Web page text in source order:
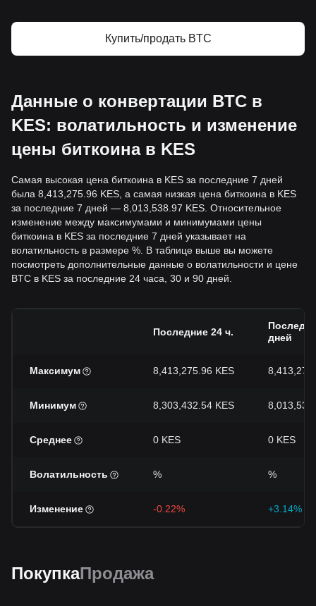
Купить/продать BTC
Данные о конвертации BTC в
KES: волатильность и изменение
цены биткоина в KES
Самая высокая цена биткоина в KES за последние 7 дней
была 8,413,275.96 KES, а самая низкая цена биткоина в KES
за последние 7 дней — 8,013,538.97 KES. Относительное
изменение между максимумами и минимумами цены
биткоина в KES за последние 7 дней указывает на
волатильность в размере %. В таблице выше вы можете
посмотреть дополнительные данные о волатильности и цене
BTC в KES за последние 24 часа, 30 и 90 дней.
Последние 24 ч.
дней
Максимум 8,413,275.96 KES
Минимум 8,303,432.54 KES
Среднее 0 KES 0 KES
Волатильность % %
Изменение -0.22% +3.14%
ПокупкаПродажа